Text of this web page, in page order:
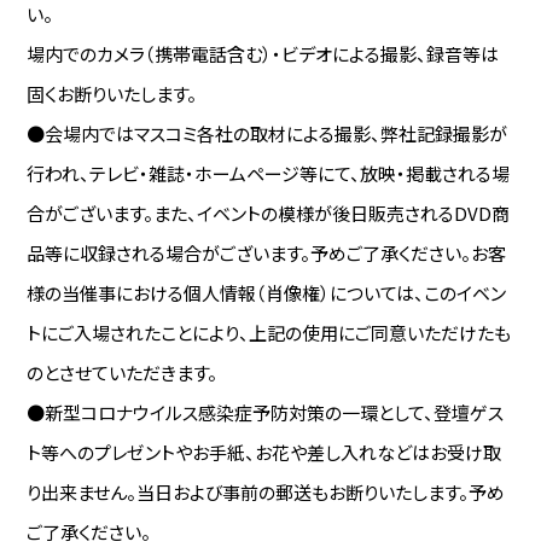
い。
場内でのカメラ（携帯電話含む）・ビデオによる撮影、録音等は
固くお断りいたします。
●会場内ではマスコミ各社の取材による撮影、弊社記録撮影が
行われ、テレビ・雑誌・ホームページ等にて、放映・掲載される場
合がございます。また、イベントの模様が後日販売されるDVD商
品等に収録される場合がございます。予めご了承ください。お客
様の当催事における個人情報（肖像権）については、このイベン
トにご入場されたことにより、上記の使用にご同意いただけたも
のとさせていただきます。
●新型コロナウイルス感染症予防対策の一環として、登壇ゲス
ト等へのプレゼントやお手紙、お花や差し入れなどはお受け取
り出来ません。当日および事前の郵送もお断りいたします。予め
ご了承ください。